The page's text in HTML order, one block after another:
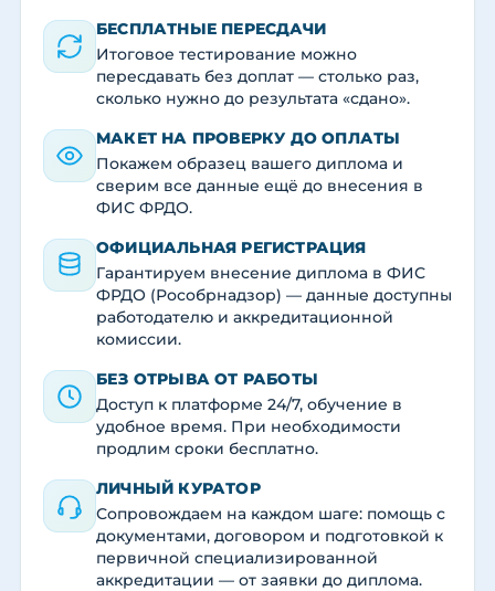
БЕСПЛАТНЫЕ ПЕРЕСДАЧИ
Итоговое тестирование можно
пересдавать без доплат — столько раз,
сколько нужно до результата «сдано».
МАКЕТ НА ПРОВЕРКУ ДО ОПЛАТЫ
Покажем образец вашего диплома и
сверим все данные ещё до внесения в
ФИС ФРДО.
ОФИЦИАЛЬНАЯ РЕГИСТРАЦИЯ
Гарантируем внесение диплома в ФИС
ФРДО (Рособрнадзор) — данные доступны
работодателю и аккредитационной
комиссии.
БЕЗ ОТРЫВА ОТ РАБОТЫ
Доступ к платформе 24/7, обучение в
удобное время. При необходимости
продлим сроки бесплатно.
ЛИЧНЫЙ КУРАТОР
Сопровождаем на каждом шаге: помощь с
документами, договором и подготовкой к
первичной специализированной
аккредитации — от заявки до диплома.